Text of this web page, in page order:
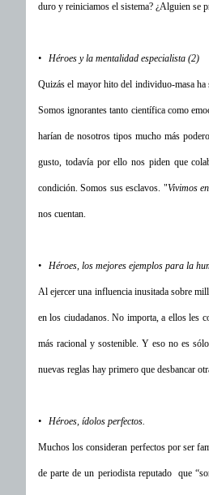
duro y reiniciamos el sistema? ¿Alguien se
• Héroes y la mentalidad especialista (2)
Quizás el mayor hito del individuo-masa ha
Somos ignorantes tanto científica como
harían de nosotros tipos mucho más
gusto, todavía por ello nos piden que
condición. Somos sus esclavos. "Vivimos
nos cuentan.
• Héroes, los mejores ejemplos para la
Al ejercer una influencia inusitada sobre
en los ciudadanos. No importa, a ellos les
más racional y sostenible. Y eso no es
nuevas reglas hay primero que desbancar
• Héroes, ídolos perfectos.
Muchos los consideran perfectos por ser
de parte de un periodista reputado que